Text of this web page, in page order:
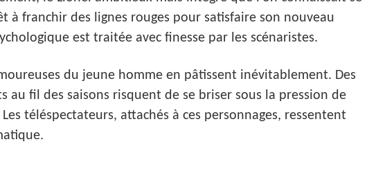
à franchir des lignes rouges pour satisfaire son nouveau
est traitée avec finesse par les scénaristes.
du jeune homme en pâtissent inévitablement. Des
au fil des saisons risquent de se briser sous la pression de
téléspectateurs, attachés à ces personnages, ressentent